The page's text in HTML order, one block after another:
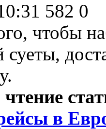
582 0
чтобы
суеты,
в